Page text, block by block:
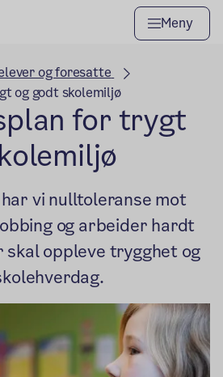
Meny
og foresatte
og godt skolemiljø
for trygt
vi nulltoleranse mot
og arbeider hardt
oppleve trygghet og